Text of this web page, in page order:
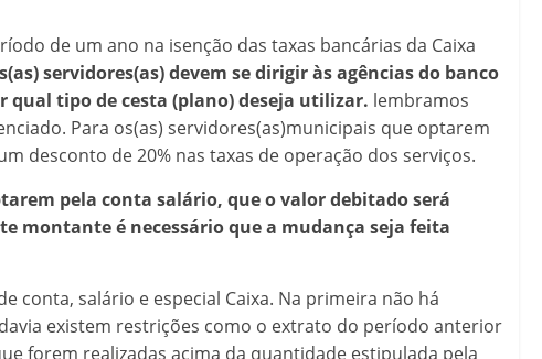
de um ano na isenção das taxas bancárias da Caixa
servidores(as) devem se dirigir às agências do banco
qual tipo de cesta (plano) deseja utilizar. lembramos
Para os(as) servidores(as)municipais que optarem
desconto de 20% nas taxas de operação dos serviços.
pela conta salário, que o valor debitado será
montante é necessário que a mudança seja feita
conta, salário e especial Caixa. Na primeira não há
existem restrições como o extrato do período anterior
forem realizadas acima da quantidade estipulada pela